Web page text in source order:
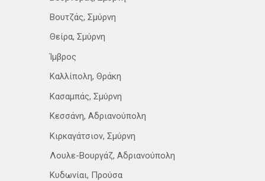
Βουτζάς, Σμύρνη
Θείρα, Σμύρνη
Ίμβρος
Καλλίπολη, Θράκη
Κασαμπάς, Σμύρνη
Κεσσάνη, Αδριανούπολη
Κιρκαγάτσιον, Σμύρνη
Λουλε-Βουργάζ, Αδριανούπολη
Κυδωνίαι, Προύσα